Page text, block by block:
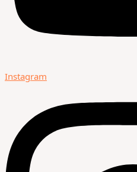
Instagram